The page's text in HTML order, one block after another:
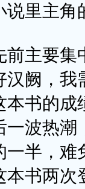
说里主角
要集
汉阙，
本书的
波热
一半，
书两